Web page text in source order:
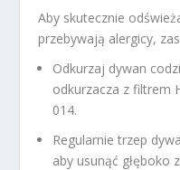
Aby skutecznie
przebywają alergicy,
Odkurzaj dywan
odkurzacza z filtrem
014.
Regularnie trzep
aby usunąć głęboko